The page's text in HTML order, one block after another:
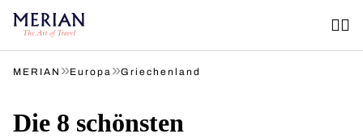
MERIAN »Europa »Griechenland
Die 8 schönsten